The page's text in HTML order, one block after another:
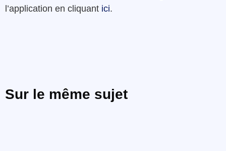
l’application en cliquant ici.
Sur le même sujet